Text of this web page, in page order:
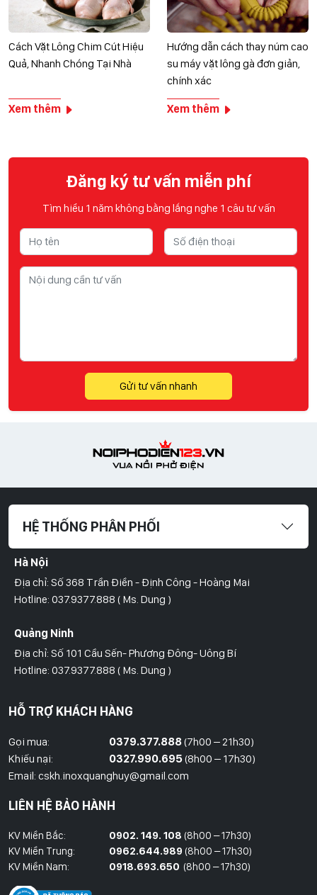
Cách Vặt Lông Chim Cút Hiệu
Quả, Nhanh Chóng Tại Nhà
Xem thêm
Hướng dẫn cách thay núm cao
su máy vặt lông gà đơn giản,
chính xác
Xem thêm
Đăng ký tư vấn miễn phí
Tìm hiểu 1 năm không bằng lắng nghe 1 câu tư vấn
Gửi tư vấn nhanh
HỆ THỐNG PHÂN PHỐI
Hà Nội
Địa chỉ: Số 368 Trần Điền - Định Công - Hoàng Mai
Hotline: 037.9377.888 ( Ms. Dung )
Quảng Ninh
Địa chỉ: Số 101 Cầu Sến- Phương Đông- Uông Bí
Hotline: 037.9377.888 ( Ms. Dung )
Hồ Chí Minh
Hotline: 09786.01.388 ( Mr. Huy )
Thái Bình
Đối diện ủy ban nhân dân xã Vũ Hoà - Kiến Xương - Thái Bình
Hotline: 037.9377.888 ( Ms. Dung )
Đồng Nai
Địa Chỉ : 1066- QL 51 Tổ 3- Ấp Đồng- Phước Tân- Biên Hòa
Hotline: 037.9377.888 ( Ms. Dung )
HỖ TRỢ KHÁCH HÀNG
Gọi mua: 0379.377.888(7h00 – 21h30)
Khiếu nại:
0327.990.695(8h00 – 17h30)
Email: cskh.inoxquanghuy@gmail.com
LIÊN HỆ BẢO HÀNH
KV Miền Bắc: 0902. 149. 108 (8h00 – 17h30)
KV Miền Trung:
0962.644.989 (8h00 – 17h30)
KV Miền Nam:
0918.693.650 (8h00 – 17h30)